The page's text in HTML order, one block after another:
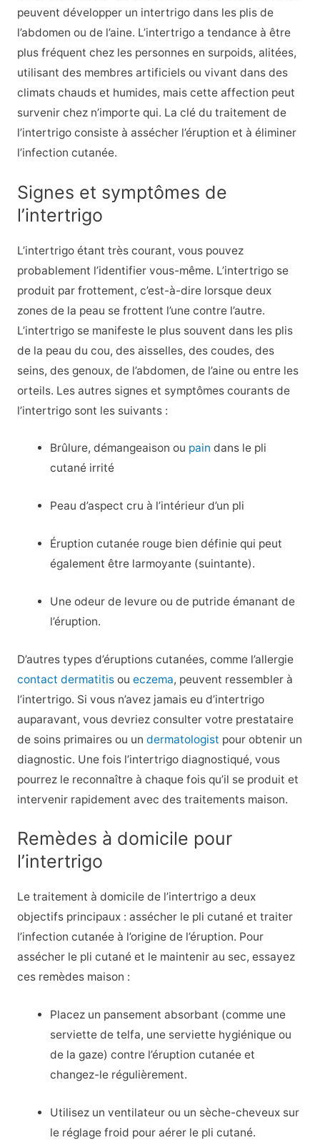
peuvent développer un intertrigo dans les plis de
l’abdomen ou de l’aine. L’intertrigo a tendance à être
plus fréquent chez les personnes en surpoids, alitées,
utilisant des membres artificiels ou vivant dans des
climats chauds et humides, mais cette affection peut
survenir chez n’importe qui. La clé du traitement de
l’intertrigo consiste à assécher l’éruption et à éliminer
l’infection cutanée.
Signes et symptômes de
l’intertrigo
L’intertrigo étant très courant, vous pouvez
probablement l’identifier vous-même. L’intertrigo se
produit par frottement, c’est-à-dire lorsque deux
zones de la peau se frottent l’une contre l’autre.
L’intertrigo se manifeste le plus souvent dans les plis
de la peau du cou, des aisselles, des coudes, des
seins, des genoux, de l’abdomen, de l’aine ou entre les
orteils. Les autres signes et symptômes courants de
l’intertrigo sont les suivants :
Brûlure, démangeaison ou pain dans le pli
cutané irrité
Peau d’aspect cru à l’intérieur d’un pli
Éruption cutanée rouge bien définie qui peut
également être larmoyante (suintante).
Une odeur de levure ou de putride émanant de
l’éruption.
D’autres types d’éruptions cutanées, comme l’allergie
contact dermatitisou eczema, peuvent ressembler à
l’intertrigo. Si vous n’avez jamais eu d’intertrigo
auparavant, vous devriez consulter votre prestataire
de soins primaires ou un dermatologist pour obtenir un
diagnostic. Une fois l’intertrigo diagnostiqué, vous
pourrez le reconnaître à chaque fois qu’il se produit et
intervenir rapidement avec des traitements maison.
Remèdes à domicile pour
l’intertrigo
Le traitement à domicile de l’intertrigo a deux
objectifs principaux : assécher le pli cutané et traiter
l’infection cutanée à l’origine de l’éruption. Pour
assécher le pli cutané et le maintenir au sec, essayez
ces remèdes maison :
Placez un pansement absorbant (comme une
serviette de telfa, une serviette hygiénique ou
de la gaze) contre l’éruption cutanée et
changez-le régulièrement.
Utilisez un ventilateur ou un sèche-cheveux sur
le réglage froid pour aérer le pli cutané.